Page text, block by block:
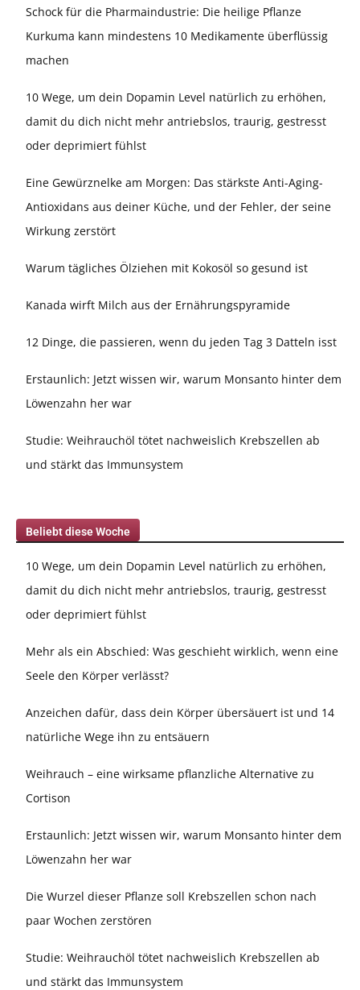
Schock für die Pharmaindustrie: Die heilige Pflanze
Kurkuma kann mindestens 10 Medikamente überflüssig
machen
10 Wege, um dein Dopamin Level natürlich zu erhöhen,
damit du dich nicht mehr antriebslos, traurig, gestresst
oder deprimiert fühlst
Eine Gewürznelke am Morgen: Das stärkste Anti-Aging-
Antioxidans aus deiner Küche, und der Fehler, der seine
Wirkung zerstört
Warum tägliches Ölziehen mit Kokosöl so gesund ist
Kanada wirft Milch aus der Ernährungspyramide
12 Dinge, die passieren, wenn du jeden Tag 3 Datteln isst
Erstaunlich: Jetzt wissen wir, warum Monsanto hinter dem
Löwenzahn her war
Studie: Weihrauchöl tötet nachweislich Krebszellen ab
und stärkt das Immunsystem
Beliebt diese Woche
10 Wege, um dein Dopamin Level natürlich zu erhöhen,
damit du dich nicht mehr antriebslos, traurig, gestresst
oder deprimiert fühlst
Mehr als ein Abschied: Was geschieht wirklich, wenn eine
Seele den Körper verlässt?
Anzeichen dafür, dass dein Körper übersäuert ist und 14
natürliche Wege ihn zu entsäuern
Weihrauch – eine wirksame pflanzliche Alternative zu
Cortison
Erstaunlich: Jetzt wissen wir, warum Monsanto hinter dem
Löwenzahn her war
Die Wurzel dieser Pflanze soll Krebszellen schon nach
paar Wochen zerstören
Studie: Weihrauchöl tötet nachweislich Krebszellen ab
und stärkt das Immunsystem